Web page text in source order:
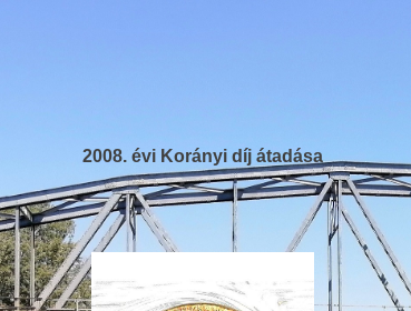
2008. évi Korányi díj átadása